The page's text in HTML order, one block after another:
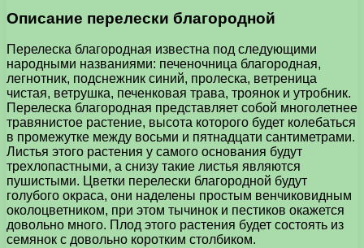
Описание перелески благородной
Перелеска благородная известна под следующими
народными названиями: печеночница благородная,
легнотник, подснежник синий, пролеска, ветреница
чистая, ветрушка, печенковая трава, троянок и утробник.
Перелеска благородная представляет собой многолетнее
травянистое растение, высота которого будет колебаться
в промежутке между восьми и пятнадцати сантиметрами.
Листья этого растения у самого основания будут
трехлопастными, а снизу такие листья являются
пушистыми. Цветки перелески благородной будут
голубого окраса, они наделены простым венчиковидным
околоцветником, при этом тычинок и пестиков окажется
довольно много. Плод этого растения будет состоять из
семянок с довольно коротким столбиком.